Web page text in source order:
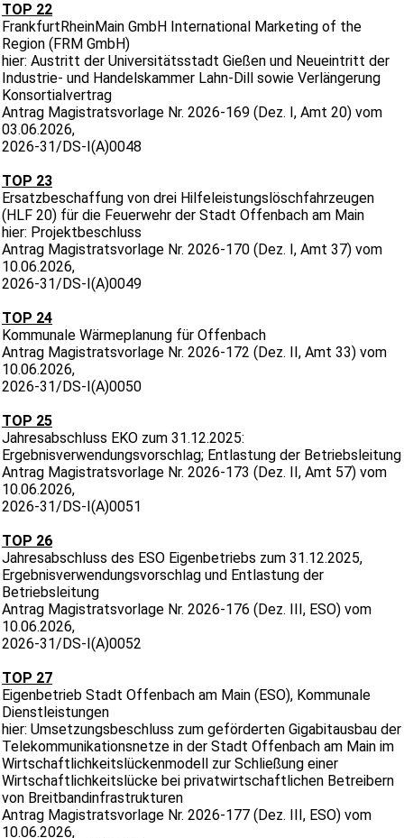
TOP 22
FrankfurtRheinMain GmbH International Marketing of the
Region (FRM GmbH)
hier: Austritt der Universitätsstadt Gießen und Neueintritt der
Industrie- und Handelskammer Lahn-Dill sowie Verlängerung
Konsortialvertrag
Antrag Magistratsvorlage Nr. 2026-169 (Dez. I, Amt 20) vom
03.06.2026,
2026-31/DS-I(A)0048
TOP 23
Ersatzbeschaffung von drei Hilfeleistungslöschfahrzeugen
(HLF 20) für die Feuerwehr der Stadt Offenbach am Main
hier: Projektbeschluss
Antrag Magistratsvorlage Nr. 2026-170 (Dez. I, Amt 37) vom
10.06.2026,
2026-31/DS-I(A)0049
TOP 24
Kommunale Wärmeplanung für Offenbach
Antrag Magistratsvorlage Nr. 2026-172 (Dez. II, Amt 33) vom
10.06.2026,
2026-31/DS-I(A)0050
TOP 25
Jahresabschluss EKO zum 31.12.2025:
Ergebnisverwendungsvorschlag; Entlastung der Betriebsleitung
Antrag Magistratsvorlage Nr. 2026-173 (Dez. II, Amt 57) vom
10.06.2026,
2026-31/DS-I(A)0051
TOP 26
Jahresabschluss des ESO Eigenbetriebs zum 31.12.2025,
Ergebnisverwendungsvorschlag und Entlastung der
Betriebsleitung
Antrag Magistratsvorlage Nr. 2026-176 (Dez. III, ESO) vom
10.06.2026,
2026-31/DS-I(A)0052
TOP 27
Eigenbetrieb Stadt Offenbach am Main (ESO), Kommunale
Dienstleistungen
hier: Umsetzungsbeschluss zum geförderten Gigabitausbau der
Telekommunikationsnetze in der Stadt Offenbach am Main im
Wirtschaftlichkeitslückenmodell zur Schließung einer
Wirtschaftlichkeitslücke bei privatwirtschaftlichen Betreibern
von Breitbandinfrastrukturen
Antrag Magistratsvorlage Nr. 2026-177 (Dez. III, ESO) vom
10.06.2026,